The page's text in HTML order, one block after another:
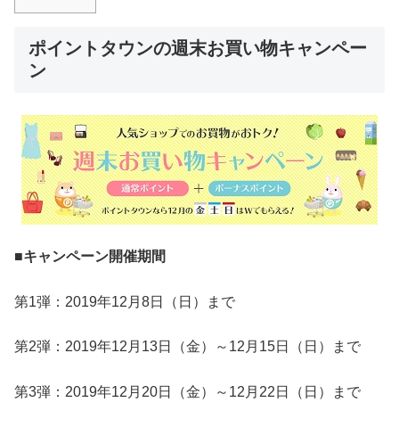
ポイントタウンの週末お買い物キャンペー
ン
■キャンペーン開催期間
第1弾：2019年12月8日（日）まで
第2弾：2019年12月13日（金）～12月15日（日）まで
第3弾：2019年12月20日（金）～12月22日（日）まで